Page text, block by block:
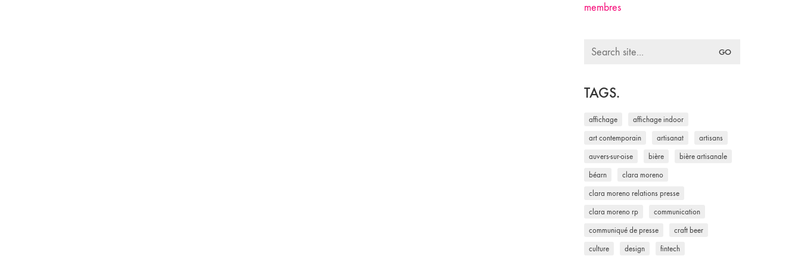
membres
Search
TAGS.
affichage affichage indoor
art contemporain artisanat artisans
auvers-sur-oise bière bière artisanale
béarn clara moreno
clara moreno relations presse
clara moreno rp communication
communiqué de presse craft beer
culture design fintech